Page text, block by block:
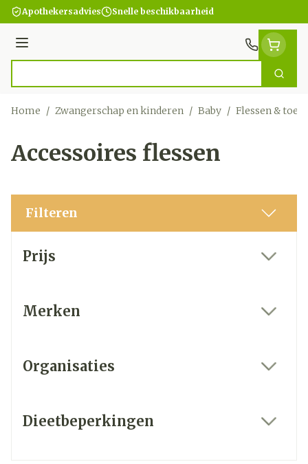
Ga naar de inhoud
Apothekersadvies Snelle beschikbaarheid
Menu
Zoek
Home / Zwangerschap en kinderen / Baby / Flessen &
Accessoires flessen
Filteren
Prijs
Merken
Organisaties
Dieetbeperkingen